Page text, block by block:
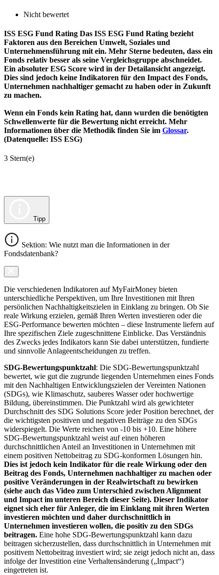
Nicht bewertet
ISS ESG Fund Rating Das ISS ESG Fund Rating bezieht
Faktoren aus den Bereichen Umwelt, Soziales und
Unternehmensführung mit ein. Mehr Sterne bedeuten, dass ein
Fonds relativ besser als seine Vergleichsgruppe abschneidet.
Ein absoluter ESG Score wird in der Detailansicht angezeigt.
Dies sind jedoch keine Indikatoren für den Impact des Fonds,
Unternehmen nachhaltiger gemacht zu haben oder in Zukunft
zu machen.
Wenn ein Fonds kein Rating hat, dann wurden die benötigten
Schwellenwerte für die Bewertung nicht erreicht. Mehr
Informationen über die Methodik finden Sie im Glossar.
(Datenquelle: ISS ESG)
3 Stern(e)
Tipp
Sektion: Wie nutzt man die Informationen in der
Fondsdatenbank?
Die verschiedenen Indikatoren auf MyFairMoney bieten
unterschiedliche Perspektiven, um Ihre Investitionen mit Ihren
persönlichen Nachhaltigkeitszielen in Einklang zu bringen. Ob Sie
reale Wirkung erzielen, gemäß Ihren Werten investieren oder die
ESG-Performance bewerten möchten – diese Instrumente liefern auf
Ihre spezifischen Ziele zugeschnittene Einblicke. Das Verständnis
des Zwecks jedes Indikators kann Sie dabei unterstützen, fundierte
und sinnvolle Anlageentscheidungen zu treffen.
SDG-Bewertungspunktzahl: Die SDG-Bewertungspunktzahl
bewertet, wie gut die zugrunde liegenden Unternehmen eines Fonds
mit den Nachhaltigen Entwicklungszielen der Vereinten Nationen
(SDGs), wie Klimaschutz, sauberes Wasser oder hochwertige
Bildung, übereinstimmen. Die Punktzahl wird als gewichteter
Durchschnitt des SDG Solutions Score jeder Position berechnet, der
die wichtigsten positiven und negativen Beiträge zu den SDGs
widerspiegelt. Die Werte reichen von -10 bis +10. Eine höhere
SDG-Bewertungspunktzahl weist auf einen höheren
durchschnittlichen Anteil an Investitionen in Unternehmen mit
einem positiven Nettobeitrag zu SDG-konformen Lösungen hin.
Dies ist jedoch kein Indikator für die reale Wirkung oder den
Beitrag des Fonds, Unternehmen nachhaltiger zu machen oder
positive Veränderungen in der Realwirtschaft zu bewirken
(siehe auch das Video zum Unterschied zwischen Alignment
und Impact im unteren Bereich dieser Seite). Dieser Indikator
eignet sich eher für Anleger, die im Einklang mit ihren Werten
investieren möchten und daher durchschnittlich in
Unternehmen investieren wollen, die positiv zu den SDGs
beitragen. Eine hohe SDG-Bewertungspunktzahl kann dazu
beitragen sicherzustellen, dass durchschnittlich in Unternehmen mit
positivem Nettobeitrag investiert wird; sie zeigt jedoch nicht an, dass
infolge der Investition eine Verhaltensänderung („Impact“)
eingetreten ist.